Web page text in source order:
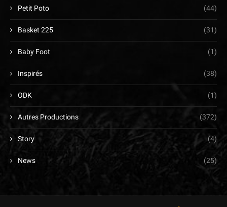
Petit Poto (44)
Basket 225 (31)
Baby Foot (1)
Inspirés (38)
ODK (1)
Autres Productions (372)
Story (4)
News (25)